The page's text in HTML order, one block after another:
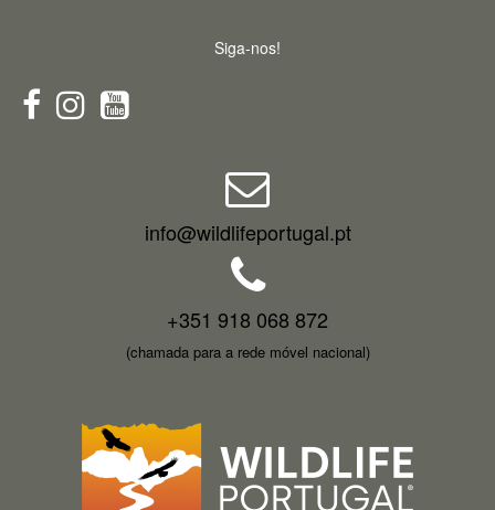
Siga-nos!
info@wildlifeportugal.pt
+351 918 068 872
(chamada para a rede móvel nacional)